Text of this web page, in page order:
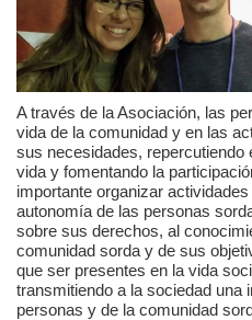
A través de la Asociación, las
vida de la comunidad y en las
sus necesidades, repercutiendo
vida y fomentando la
importante organizar
autonomía de las personas
sobre sus derechos, al
comunidad sorda y de sus
que ser presentes en la vida
transmitiendo a la sociedad una
personas y de la comunidad